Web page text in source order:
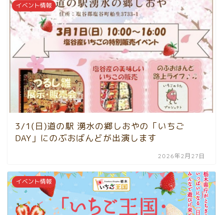
イベント情報
3/1(日)道の駅 湧水の郷しおやの「いちご
DAY」にのぶおばんどが出演します
2026年2月27日
イベント情報